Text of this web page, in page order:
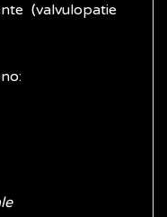
(valvulopatie